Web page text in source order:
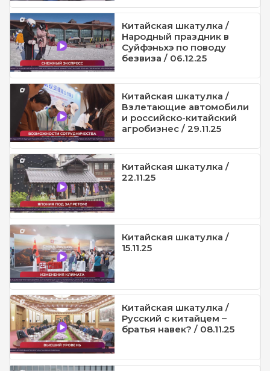
Китайская шкатулка /
Народный праздник в
Суйфэньхэ по поводу
безвиза / 06.12.25
Китайская шкатулка /
Взлетающие автомобили
и российско-китайский
агробизнес / 29.11.25
Китайская шкатулка /
22.11.25
Китайская шкатулка /
15.11.25
Китайская шкатулка /
Русский с китайцем –
братья навек? / 08.11.25